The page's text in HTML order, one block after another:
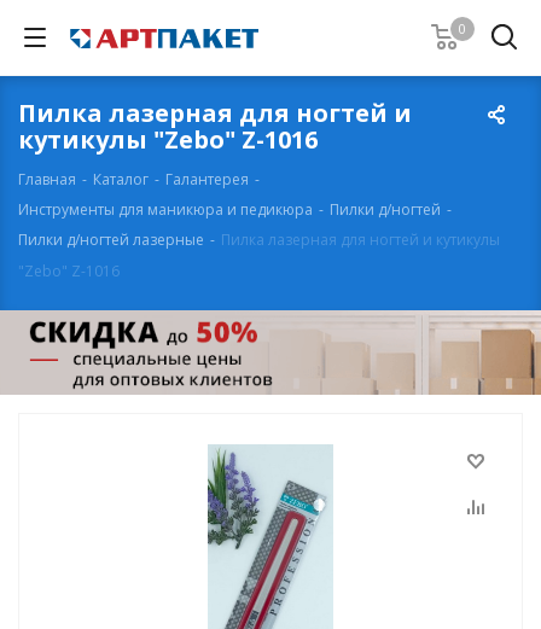
0
Пилка лазерная для ногтей и
кутикулы "Zebo" Z-1016
Главная - Каталог - Галантерея -
Инструменты для маникюра и педикюра - Пилки д/ногтей -
Пилки д/ногтей лазерные - Пилка лазерная для ногтей и кутикулы
"Zebo" Z-1016